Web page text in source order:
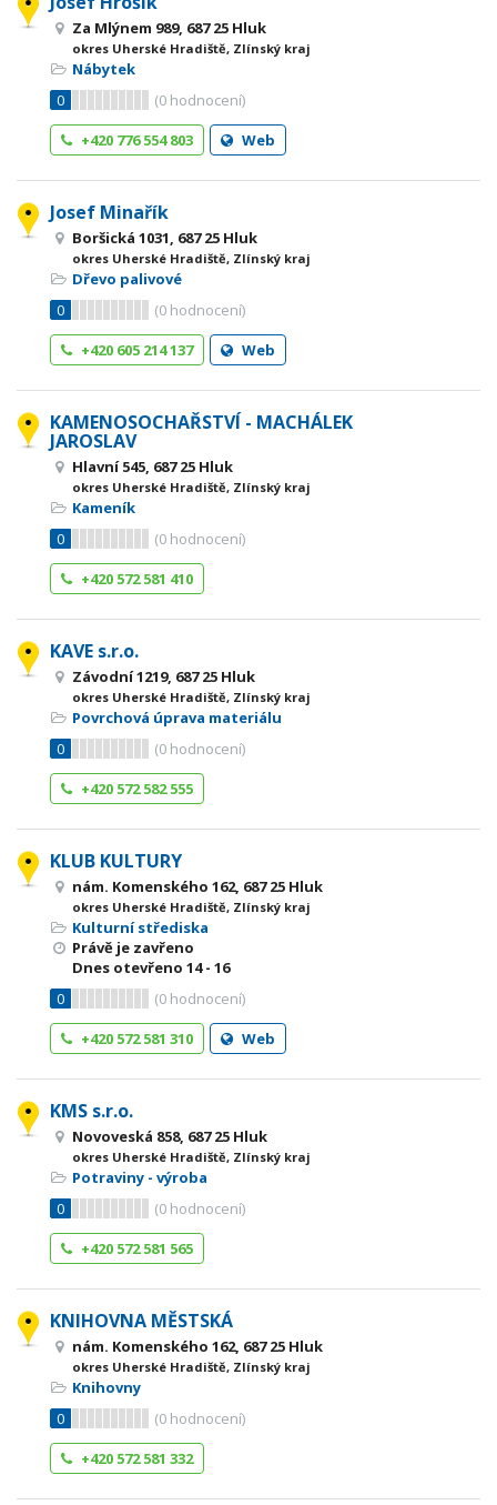
Za Mlýnem 989, 687 25 Hluk
okres Uherské Hradiště, Zlínský kraj
Nábytek
0
(0 hodnocení)
+420 776 554 803
Web
Josef Minařík
Boršická 1031, 687 25 Hluk
okres Uherské Hradiště, Zlínský kraj
Dřevo palivové
0
(0 hodnocení)
+420 605 214 137
Web
KAMENOSOCHAŘSTVÍ - MACHÁLEK
JAROSLAV
Hlavní 545, 687 25 Hluk
okres Uherské Hradiště, Zlínský kraj
Kameník
0
(0 hodnocení)
+420 572 581 410
KAVE s.r.o.
Závodní 1219, 687 25 Hluk
okres Uherské Hradiště, Zlínský kraj
Povrchová úprava materiálu
0
(0 hodnocení)
+420 572 582 555
KLUB KULTURY
nám. Komenského 162, 687 25 Hluk
okres Uherské Hradiště, Zlínský kraj
Kulturní střediska
Právě je zavřeno
Dnes otevřeno 14 - 16
0
(0 hodnocení)
+420 572 581 310
Web
KMS s.r.o.
Novoveská 858, 687 25 Hluk
okres Uherské Hradiště, Zlínský kraj
Potraviny - výroba
0
(0 hodnocení)
+420 572 581 565
KNIHOVNA MĚSTSKÁ
nám. Komenského 162, 687 25 Hluk
okres Uherské Hradiště, Zlínský kraj
Knihovny
0
(0 hodnocení)
+420 572 581 332